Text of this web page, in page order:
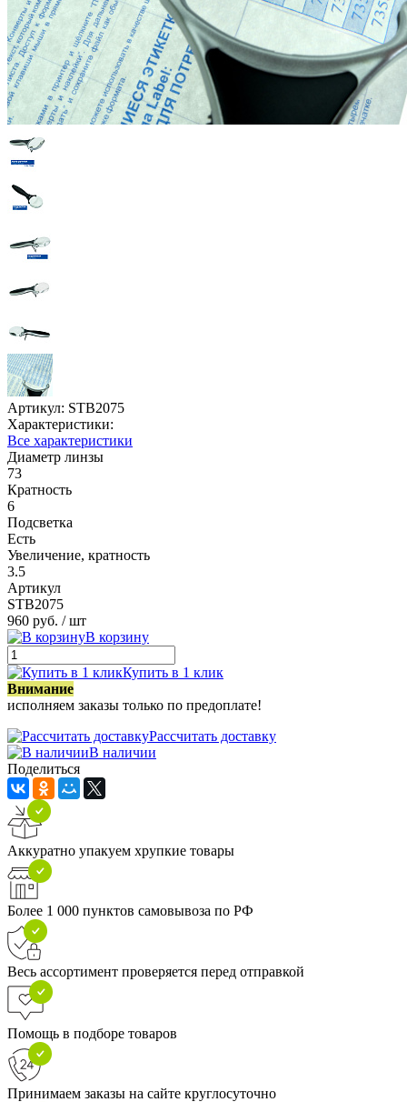
Артикул: STB2075
Характеристики:
Все характеристики
Диаметр линзы
73
Кратность
6
Подсветка
Есть
Увеличение, кратность
3.5
Артикул
STB2075
960 руб. / шт
В корзину
Купить в 1 клик
Внимание
исполняем заказы только по предоплате!
Рассчитать доставку
В наличии
Поделиться
Аккуратно упакуем хрупкие товары
Более 1 000 пунктов самовывоза по РФ
Весь ассортимент проверяется перед отправкой
Помощь в подборе товаров
Принимаем заказы на сайте круглосуточно